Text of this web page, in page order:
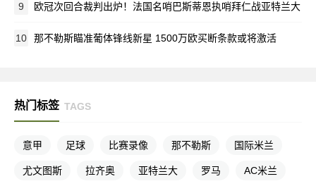
9 欧冠次回合裁判出炉！法国名哨巴斯蒂恩执哨拜仁战亚特兰大
10 那不勒斯瞄准葡体锋线新星 1500万欧买断条款或将激活
热门标签 TAGS
意甲 足球 比赛录像 那不勒斯 国际米兰
尤文图斯 拉齐奥 亚特兰大 罗马 AC米兰